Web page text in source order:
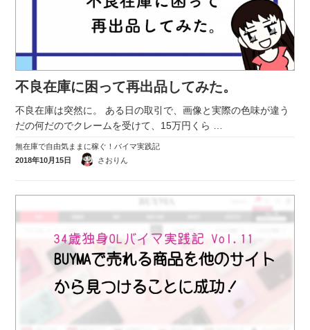
不良在庫に困って再出品してみた。
不良在庫は突然に。 ある日の取引で、画像と実際の色味が違う
だの何だのでクレームを受けて、15万円くら
無在庫で自由気ままに稼ぐ！バイマ実践記
2018年10月15日
さおりん